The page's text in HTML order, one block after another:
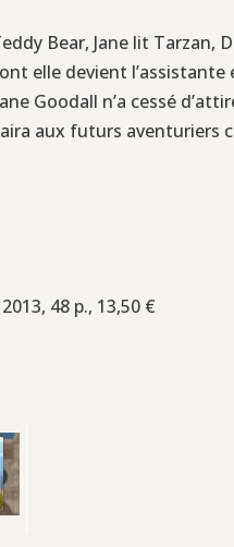
Bear, Jane lit Tarzan,
elle devient l’assistante
Goodall n’a cessé
aux futurs aventuriers
48 p., 13,50 €